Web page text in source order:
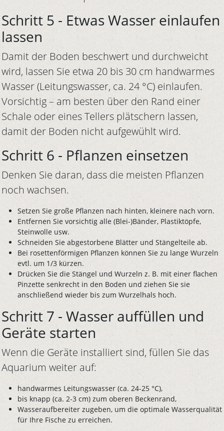
Schritt 5 - Etwas Wasser einlaufen
lassen
Damit der Boden beschwert und durchweicht
wird, lassen Sie etwa 20 bis 30 cm handwarmes
Wasser (Leitungswasser, ca. 24 °C) einlaufen.
Vorsichtig – am besten über den Rand einer
Schale oder eines Tellers plätschern lassen,
damit der Boden nicht aufgewühlt wird.
Schritt 6 - Pflanzen einsetzen
Denken Sie daran, dass die meisten Pflanzen
noch wachsen.
Setzen Sie große Pflanzen nach hinten, kleinere nach vorn.
Entfernen Sie vorsichtig alle (Blei-)Bänder, Plastiktöpfe,
Steinwolle usw.
Schneiden Sie abgestorbene Blätter und Stängelteile ab.
Bei rosettenförmigen Pflanzen können Sie zu lange Wurzeln
evtl. um 1/3 kürzen.
Drücken Sie die Stängel und Wurzeln z. B. mit einer flachen
Pinzette senkrecht in den Boden und ziehen Sie sie
anschließend wieder bis zum Wurzelhals hoch.
Schritt 7 - Wasser auffüllen und
Geräte starten
Wenn die Geräte installiert sind, füllen Sie das
Aquarium weiter auf:
handwarmes Leitungswasser (ca. 24-25 °C),
bis knapp (ca. 2-3 cm) zum oberen Beckenrand,
Wasseraufbereiter zugeben, um die optimale Wasserqualität
für Ihre Fische zu erreichen.